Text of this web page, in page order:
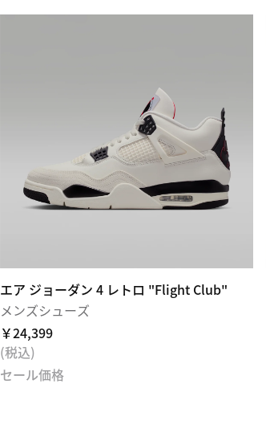
エア ジョーダン 4 レトロ "Flight Club"
メンズシューズ
￥24,399
(税込)
セール価格